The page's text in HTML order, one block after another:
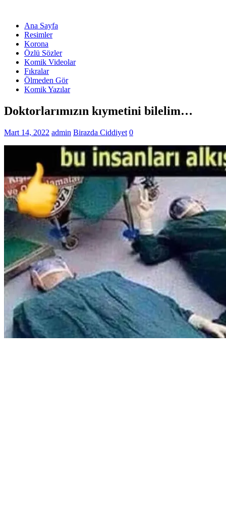
Ana Sayfa
Resimler
Korona
Özlü Sözler
Komik Videolar
Fıkralar
Ölmeden Gör
Komik Yazılar
Doktorlarımızın kıymetini bilelim…
Mart 14, 2022 admin Birazda Ciddiyet 0